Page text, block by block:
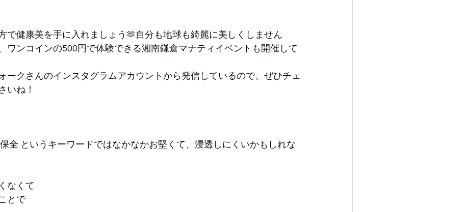
で健康美を手に入れましょう🫶自分も地球も綺麗に美しくしません
ワンコインの500円で体験できる湘南鎌倉マナティイベントも開催して
ークさんのインスタグラムアカウントから発信しているので、ぜひチェ
いね！
全 というキーワードではなかなかお堅くて、浸透しにくいかもしれな
なくて
とで